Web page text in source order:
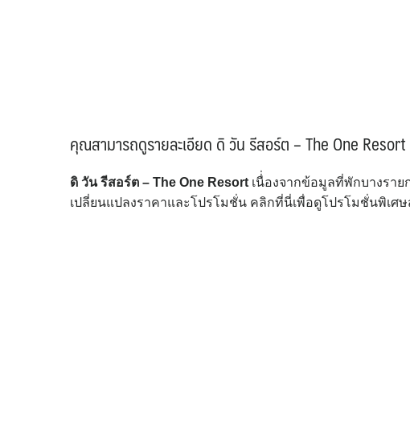
คุณสามารถดูรายละเอียด ดิ วัน รีสอร์ต – The One
ดิ วัน รีสอร์ต – The One Resort เนื่่องจากข้อมูลที่พักบางราย
เปลี่ยนแปลงราคาและโปรโมชั่น คลิกที่นี่เพื่อดูโปรโมชั่นพิเศ